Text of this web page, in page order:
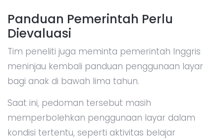
Panduan Pemerintah Perlu
Dievaluasi
Tim peneliti juga meminta pemerintah Inggris
meninjau kembali panduan penggunaan layar
bagi anak di bawah lima tahun.
Saat ini, pedoman tersebut masih
memperbolehkan penggunaan layar dalam
kondisi tertentu, seperti aktivitas belajar